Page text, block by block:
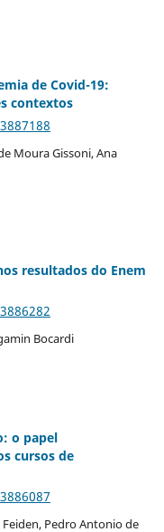
de Covid-19:
contextos
Moura Gissoni, Ana
resultados do Enem
Bocardi
o papel
cursos de
Pedro Antonio de